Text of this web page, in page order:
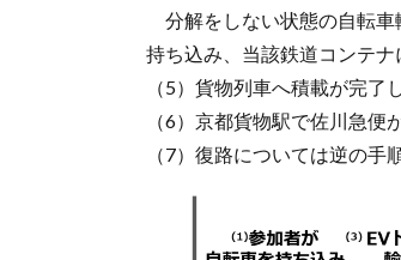
分解をしない状態の自転車
持ち込み、当該鉄道コンテ
（5）貨物列車へ積載が完
（6）京都貨物駅で佐川急
（7）復路については逆の